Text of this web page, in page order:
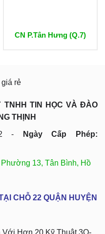
CN P.Tân Hưng (Q.7)
TNHH TIN HỌC VÀ ĐÀO
THỊNH
-
Ngày Cấp Phép:
13, Tân Bình, Hồ
CHỖ 22 QUẬN HUYỆN
Với Hơn 20 Kỹ Thuật 3O-